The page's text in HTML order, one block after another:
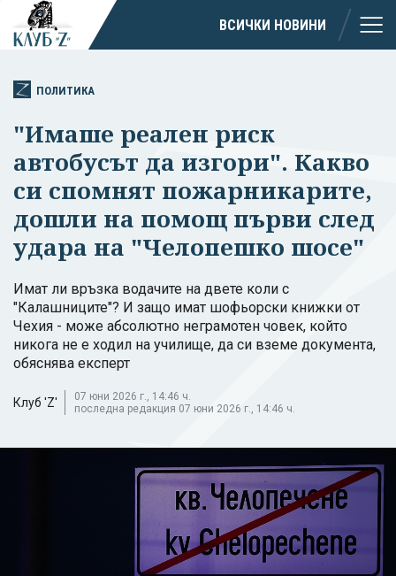
ВСИЧКИ НОВИНИ
ПОЛИТИКА
"Имаше реален риск
автобусът да изгори". Какво
си спомнят пожарникарите,
дошли на помощ първи след
удара на "Челопешко шосе"
Имат ли връзка водачите на двете коли с
"Калашниците"? И защо имат шофьорски книжки от
Чехия - може абсолютно неграмотен човек, който
никога не е ходил на училище, да си вземе документа,
обяснява експерт
Клуб 'Z'
07 юни 2026 г., 14:46 ч.
последна редакция 07 юни 2026 г., 14:46 ч.